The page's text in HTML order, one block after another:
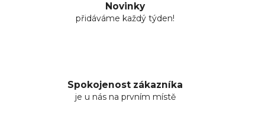
Novinky
přidáváme každý týden!
Spokojenost zákazníka
je u nás na prvním místě